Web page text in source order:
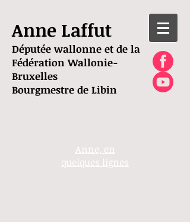
Anne Laffut
Députée wallonne et de la
Fédération Wallonie-
Bruxelles
Bourgmestre de Libin
Anne, en
quelques lignes